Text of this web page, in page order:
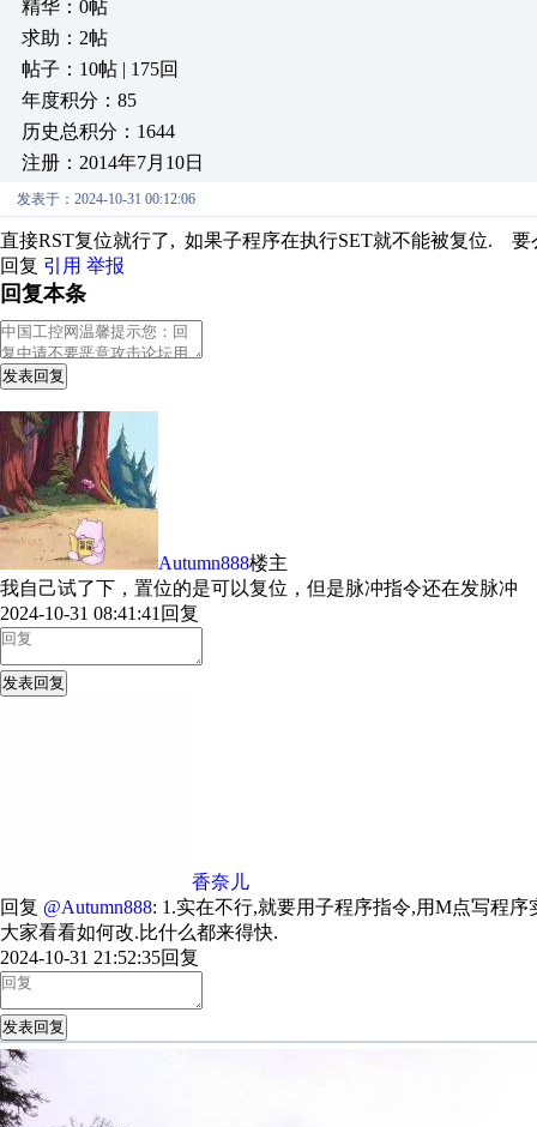
精华：0帖
求助：2帖
帖子：10帖 | 175回
年度积分：85
历史总积分：1644
注册：2014年7月10日
发表于：2024-10-31 00:12:06
直接RST复位就行了, 如果子程序在执行SET就不能被复位. 要
回复 引用 举报
回复本条
发表回复
Autumn888楼主
我自己试了下，置位的是可以复位，但是脉冲指令还在发脉冲
2024-10-31 08:41:41 回复
发表回复
香奈儿
回复 @Autumn888: 1.实在不行,就要用子程序指令,用M点写程
大家看看如何改.比什么都来得快.
2024-10-31 21:52:35回复
发表回复